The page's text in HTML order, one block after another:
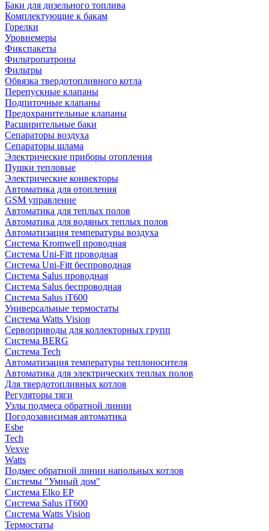
Баки для дизельного топлива
Комплектующие к бакам
Горелки
Уровнемеры
Фикспакеты
Фильтропатроны
Фильтры
Обвязка твердотопливного котла
Перепускные клапаны
Подпиточные клапаны
Предохранительные клапаны
Расширительные баки
Сепараторы воздуха
Сепараторы шлама
Электрические приборы отопления
Пушки тепловые
Электрические конвекторы
Автоматика для отопления
GSM управление
Автоматика для теплых полов
Автоматика для водяных теплых полов
Автоматизация температуры воздуха
Система Kromwell проводная
Система Uni-Fitt проводная
Система Uni-Fitt беспроводная
Система Salus проводная
Система Salus беспроводная
Система Salus iT600
Универсальные термостаты
Система Watts Vision
Сервоприводы для коллекторных групп
Система BERG
Система Tech
Автоматизация температуры теплоносителя
Автоматика для электрических теплых полов
Для твердотопливных котлов
Регуляторы тяги
Узлы подмеса обратной линии
Погодозависимая автоматика
Esbe
Tech
Vexve
Watts
Подмес обратной линии напольных котлов
Системы "Умный дом"
Система Elko EP
Система Salus iT600
Система Watts Vision
Термостаты